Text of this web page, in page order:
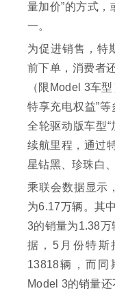
量加价”的方式
一。
为促进销售，特
前下单，消费者
（限Model 3车
特享充电权益”
全轮驱动版车型
续航里程，通过
星钻黑、珍珠白
乘联会数据显示
为6.17万辆。其
3的销量为1.38万
据，5月份特斯
13818辆，而同
Model 3的销量还